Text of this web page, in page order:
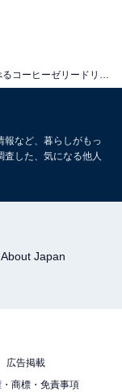
けを味わって
報など、暮らしがもっ
査した、気になる他人
Japan
広告掲載
商標・免責事項